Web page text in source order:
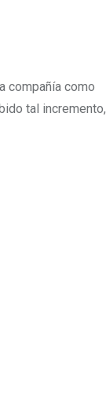
compañía como
tal incremento,